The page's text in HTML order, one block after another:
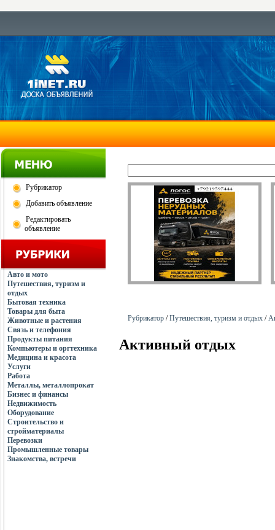
Рубрикатор
Добавить объявление
Редактировать
объявление
Авто и мото
Путешествия, туризм и
отдых
Бытовая техника
Товары для быта
Животные и растения
Связь и телефония
Продукты питания
Компьютеры и оргтехника
Медицина и красота
Услуги
Работа
Металлы, металлопрокат
Бизнес и финансы
Недвижимость
Оборудование
Строительство и
стройматериалы
Перевозки
Промышленные товары
Знакомства, встречи
Рубрикатор /Путешествия, туризм и отдых /
Активный отдых